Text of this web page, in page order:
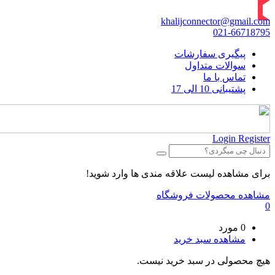
khalijconnector@gmail.com
021-66718795
پیگیری سفارشات
سوالات متداول
تماس با ما
پشتیبانی 10 الی 17
Login Register
برای مشاهده لیست علاقه مندی ها وارد شوید!
مشاهده محصولات فروشگاه
0
0 مورد
مشاهده سبد خرید
هیچ محصولی در سبد خرید نیست.